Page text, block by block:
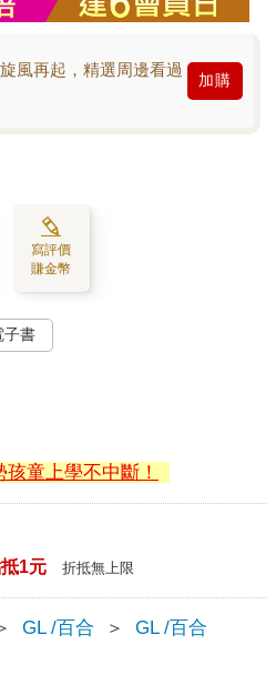
風再起，精選周邊看過
加購
寫評價
賺金幣
子書
童上學不中斷！
1元 折抵無上限
GL /百合 ＞ GL /百合